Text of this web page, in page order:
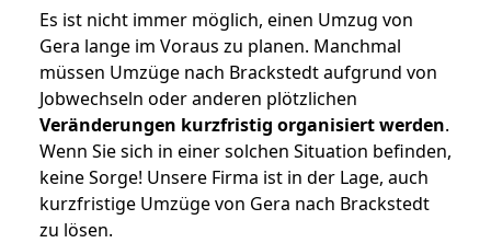
Es ist nicht immer möglich, einen Umzug von
Gera lange im Voraus zu planen. Manchmal
müssen Umzüge nach Brackstedt aufgrund von
Jobwechseln oder anderen plötzlichen
Veränderungen kurzfristig organisiert werden.
Wenn Sie sich in einer solchen Situation befinden,
keine Sorge! Unsere Firma ist in der Lage, auch
kurzfristige Umzüge von Gera nach Brackstedt
zu lösen.